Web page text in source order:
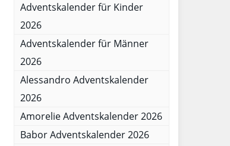
Adventskalender für Kinder
2026
Adventskalender für Männer
2026
Alessandro Adventskalender
2026
Amorelie Adventskalender 2026
Babor Adventskalender 2026